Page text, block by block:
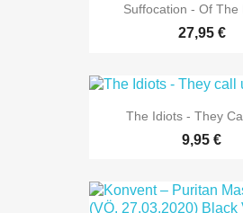
Suffocation - Of The
27,95 €
The Idiots - They
9,95 €